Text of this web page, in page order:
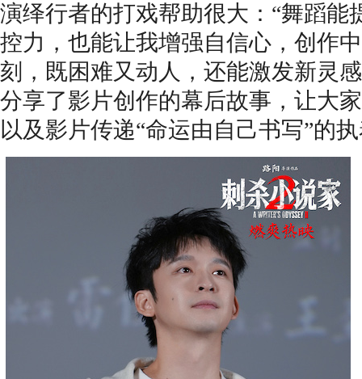
演绎行者的打戏帮助很大：“舞蹈能
控力，也能让我增强自信心，创作
刻，既困难又动人，还能激发新灵
分享了影片创作的幕后故事，让大
以及影片传递“命运由自己书写”的